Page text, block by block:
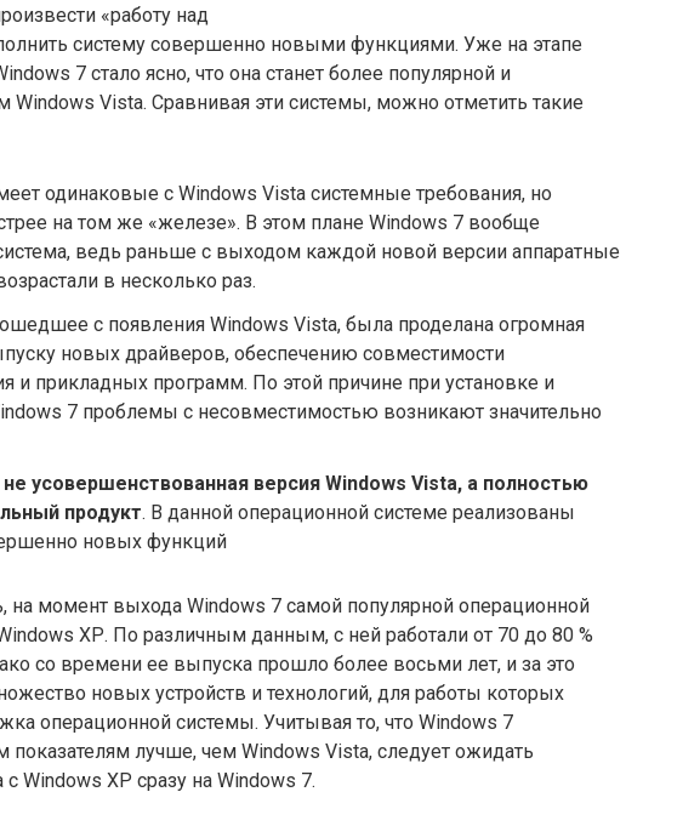
«работу над
систему совершенно новыми функциями. Уже на этапе
7 стало ясно, что она станет более популярной и
Windows Vista. Сравнивая эти системы, можно отметить такие
одинаковые с Windows Vista системные требования, но
на том же «железе». В этом плане Windows 7 вообще
ведь раньше с выходом каждой новой версии аппаратные
в несколько раз.
с появления Windows Vista, была проделана огромная
новых драйверов, обеспечению совместимости
и прикладных программ. По этой причине при установке и
7 проблемы с несовместимостью возникают значительно
усовершенствованная версия Windows Vista, а полностью
продукт. В данной операционной системе реализованы
новых функций
на момент выхода Windows 7 самой популярной операционной
ХР. По различным данным, с ней работали от 70 до 80 %
со времени ее выпуска прошло более восьми лет, и за это
новых устройств и технологий, для работы которых
операционной системы. Учитывая то, что Windows 7
показателям лучше, чем Windows Vista, следует ожидать
Windows ХР сразу на Windows 7.